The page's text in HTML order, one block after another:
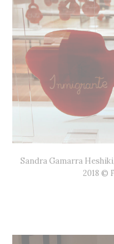
Sandra Gamarra
2018 ©